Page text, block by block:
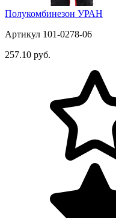
Полукомбинезон УРАН
Артикул 101-0278-06
257.10 руб.